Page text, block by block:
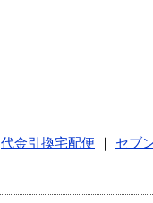
代金引換宅配便
セブ